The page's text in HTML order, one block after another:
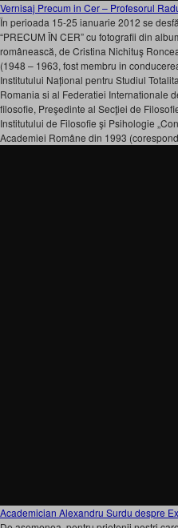
Vernisaj Precum in Cer – Profesorul
În perioada 15-25 ianuarie 2012 se
“PRECUM ÎN CER” cu fotografii din
românească, de Cristina Nichituş
(1948 – 1963, fost membru in
Institutului Național pentru Studiul
Romania si al Federatiei Internationale
filosofie, Preşedinte al Secţiei de
Institutului de Filosofie şi Psihologie
Academiei Române din 1993
Academician Alexandru Surdu despre